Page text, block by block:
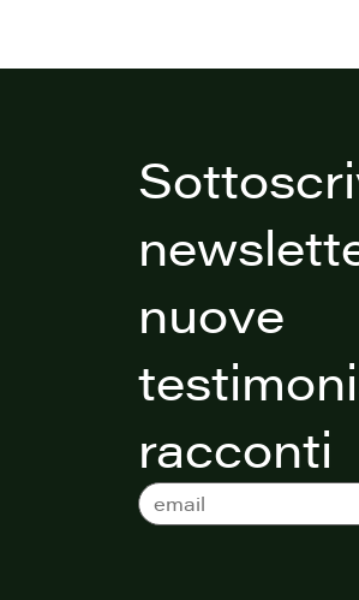
nuove
racconti